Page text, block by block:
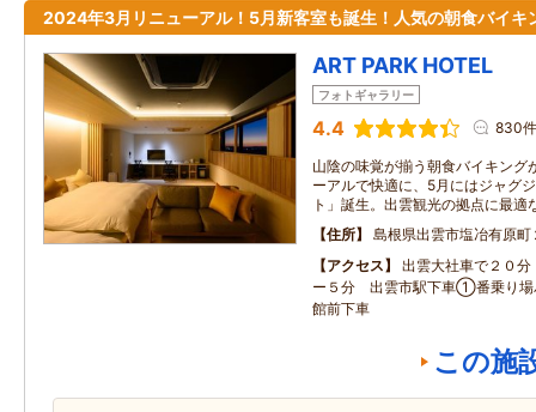
2024年3月リニューアル！5月新客室も誕生！人気の朝食バイキ
ART PARK HOTEL
フォトギャラリー
4.4 830件
山陰の味覚が揃う朝食バイキン
ーアルで快適に、5月にはジャグ
ト」誕生。出雲観光の拠点に最適
住所
島根県出雲市塩冶有原町
アクセス
出雲大社車で２０
ー５分 出雲市駅下車①番乗り場
館前下車
この施